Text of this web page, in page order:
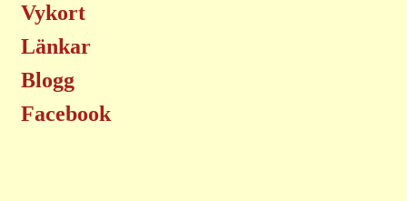
Vykort
Länkar
Blogg
Facebook